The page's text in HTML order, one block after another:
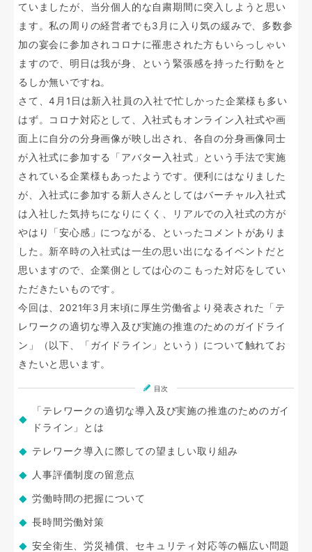
ていましたが、当分個人的な自粛期間に突入しようと思い
ます。私の周りの経営者でも3月に入り気の緩みで、多数参
加の宴会に参加されコロナに罹患された方もいらっしゃい
ますので、明日は我が身、という緊張感を持った行動をと
るしか無いですね。
さて、4月1日は新入社員の入社で忙しかった企業様も多い
はず。コロナ対応として、入社式もオンライン入社式や画
面上に自分の分身画像が映し出され、各自の分身画像同士
が入社式に参加する「アバター入社式」という手法で実施
されている企業様もあったようです。便利にはなりました
が、入社式に参加する新人さんとしてはバーチャル入社式
は入社した気持ちになりにくく、リアルでの入社式の方が
やはり「安心感」につながる、といったコメントがありま
した。新卒時の入社式は一生の思い出になるイベントだと
思いますので、企業側としては心のこもった対応をしてい
ただきたいものです。
今回は、2021年3月末頃に厚生労働省より発表された「テ
レワークの適切な導入及び実施の推進のためのガイドライ
ン」（以下、「ガイドライン」という）について触れてお
きたいと思います。
目次
「テレワークの適切な導入及び実施の推進のためのガイ
ドライン」とは
テレワーク導入に際しての望ましい取り組み
人事評価制度の留意点
労働時間の把握について
長時間労働対策
安全衛生、労災補償、セキュリティ対応等の幅広い問題